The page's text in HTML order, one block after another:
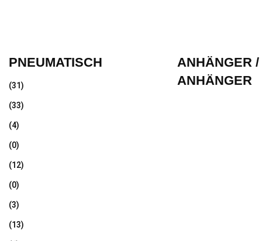
PNEUMATISCH
(31)
(33)
(4)
(0)
(12)
(0)
(3)
(13)
ANHÄNGER /
ANHÄNGER